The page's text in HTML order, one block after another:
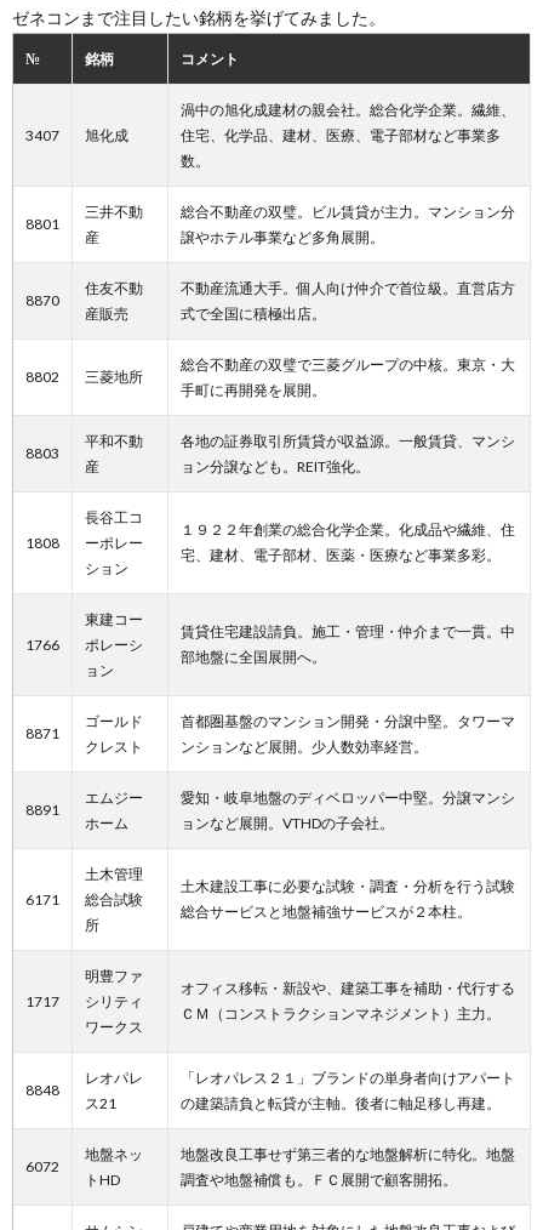
ゼネコンまで注目したい銘柄を挙げてみました。
№ 銘柄 コメント
3407 旭化成
渦中の旭化成建材の親会社。総合化学企業。繊維、
住宅、化学品、建材、医療、電子部材など事業多
数。
8801
三井不動
産
総合不動産の双璧。ビル賃貸が主力。マンション分
譲やホテル事業など多角展開。
8870
住友不動
産販売
不動産流通大手。個人向け仲介で首位級。直営店方
式で全国に積極出店。
8802 三菱地所
総合不動産の双璧で三菱グループの中核。東京・大
手町に再開発を展開。
8803
平和不動
産
各地の証券取引所賃貸が収益源。一般賃貸、マンシ
ョン分譲なども。REIT強化。
1808
長谷工コ
ーポレー
ション
１９２２年創業の総合化学企業。化成品や繊維、住
宅、建材、電子部材、医薬・医療など事業多彩。
1766
東建コー
ポレーシ
ョン
賃貸住宅建設請負。施工・管理・仲介まで一貫。中
部地盤に全国展開へ。
8871
ゴールド
クレスト
首都圏基盤のマンション開発・分譲中堅。タワーマ
ンションなど展開。少人数効率経営。
8891
エムジー
ホーム
愛知・岐阜地盤のディベロッパー中堅。分譲マンシ
ョンなど展開。VTHDの子会社。
6171
土木管理
総合試験
所
土木建設工事に必要な試験・調査・分析を行う試験
総合サービスと地盤補強サービスが２本柱。
1717
明豊ファ
シリティ
ワークス
オフィス移転・新設や、建築工事を補助・代行する
ＣＭ（コンストラクションマネジメント）主力。
8848
レオパレ
ス21
「レオパレス２１」ブランドの単身者向けアパート
の建築請負と転貸が主軸。後者に軸足移し再建。
6072
地盤ネッ
トHD
地盤改良工事せず第三者的な地盤解析に特化。地盤
調査や地盤補償も。ＦＣ展開で顧客開拓。